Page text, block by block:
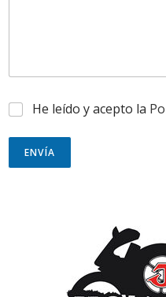
P
r
i
a
He leído y acepto la
ENVÍA